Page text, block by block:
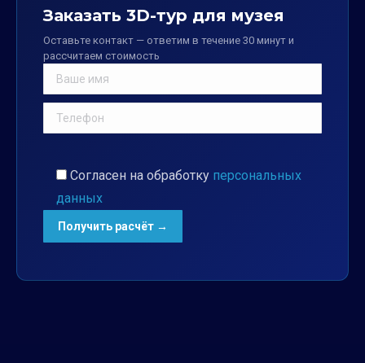
Заказать 3D-тур для музея
Оставьте контакт — ответим в течение 30 минут и
рассчитаем стоимость
Согласен на обработку персональных
данных